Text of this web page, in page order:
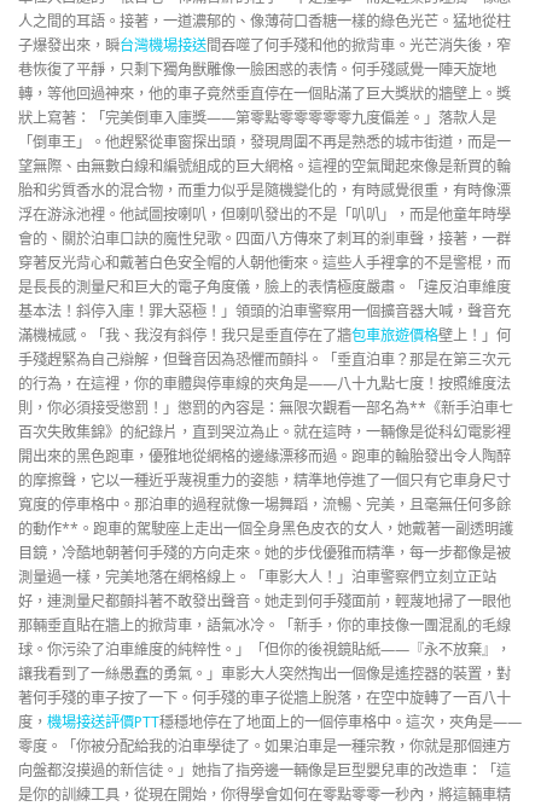
人之間的耳語。接著，一道濃郁的、像薄荷口香糖一樣的綠色光芒。猛地從柱
子爆發出來，瞬台灣機場接送間吞噬了何手殘和他的掀背車。光芒消失後，窄
巷恢復了平靜，只剩下獨角獸雕像一臉困惑的表情。何手殘感覺一陣天旋地
轉，等他回過神來，他的車子竟然垂直停在一個貼滿了巨大獎狀的牆壁上。獎
狀上寫著：「完美倒車入庫獎——第零點零零零零零九度偏差。」落款人是
「倒車王」。他趕緊從車窗探出頭，發現周圍不再是熟悉的城市街道，而是一
望無際、由無數白線和編號組成的巨大網格。這裡的空氣聞起來像是新買的輪
胎和劣質香水的混合物，而重力似乎是隨機變化的，有時感覺很重，有時像漂
浮在游泳池裡。他試圖按喇叭，但喇叭發出的不是「叭叭」，而是他童年時學
會的、關於泊車口訣的魔性兒歌。四面八方傳來了刺耳的剎車聲，接著，一群
穿著反光背心和戴著白色安全帽的人朝他衝來。這些人手裡拿的不是警棍，而
是長長的測量尺和巨大的電子角度儀，臉上的表情極度嚴肅。「違反泊車維度
基本法！斜停入庫！罪大惡極！」領頭的泊車警察用一個擴音器大喊，聲音充
滿機械感。「我、我沒有斜停！我只是垂直停在了牆包車旅遊價格壁上！」何
手殘趕緊為自己辯解，但聲音因為恐懼而顫抖。「垂直泊車？那是在第三次元
的行為，在這裡，你的車體與停車線的夾角是——八十九點七度！按照維度法
則，你必須接受懲罰！」懲罰的內容是：無限次觀看一部名為**《新手泊車七
百次失敗集錦》的紀錄片，直到哭泣為止。就在這時，一輛像是從科幻電影裡
開出來的黑色跑車，優雅地從網格的邊緣漂移而過。跑車的輪胎發出令人陶醉
的摩擦聲，它以一種近乎蔑視重力的姿態，精準地停進了一個只有它車身尺寸
寬度的停車格中。那泊車的過程就像一場舞蹈，流暢、完美，且毫無任何多餘
的動作**。跑車的駕駛座上走出一個全身黑色皮衣的女人，她戴著一副透明護
目鏡，冷酷地朝著何手殘的方向走來。她的步伐優雅而精準，每一步都像是被
測量過一樣，完美地落在網格線上。「車影大人！」泊車警察們立刻立正站
好，連測量尺都顫抖著不敢發出聲音。她走到何手殘面前，輕蔑地掃了一眼他
那輛垂直貼在牆上的掀背車，語氣冰冷。「新手，你的車技像一團混亂的毛線
球。你污染了泊車維度的純粹性。」「但你的後視鏡貼紙——『永不放棄』，
讓我看到了一絲愚蠢的勇氣。」車影大人突然掏出一個像是遙控器的裝置，對
著何手殘的車子按了一下。何手殘的車子從牆上脫落，在空中旋轉了一百八十
度， 機場接送評價PTT穩穩地停在了地面上的一個停車格中。這次，夾角是——
零度。「你被分配給我的泊車學徒了。如果泊車是一種宗教，你就是那個連方
向盤都沒摸過的新信徒。」她指了指旁邊一輛像是巨型嬰兒車的改造車：「這
是你的訓練工具，從現在開始，你得學會如何在零點零零一秒內，將這輛車精